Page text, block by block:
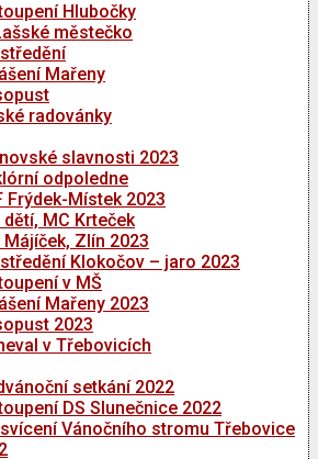
Hlubočky
městečko
Mařeny
radovánky
slavnosti 2023
odpoledne
Frýdek-Místek 2023
dětí, MC Krteček
Májíček, Zlín 2023
Klokočov – jaro 2023
v MŠ
Mařeny 2023
2023
v Třebovicích
setkání 2022
DS Slunečnice 2022
Vánočního stromu Třebovice